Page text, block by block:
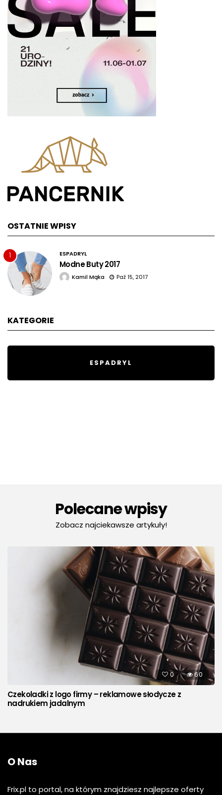
OSTATNIE WPISY
1 ESPADRYL
Modne Buty 2017
Kamil Mąka Paź 15, 2017
KATEGORIE
ESPADRYL
Polecane wpisy
Zobacz najciekawsze artykuły!
0 60
Czekoladki z logo firmy – reklamowe słodycze z
nadrukiem jadalnym
O Nas
Frix.pl to portal, na którym znajdziesz najlepsze oferty